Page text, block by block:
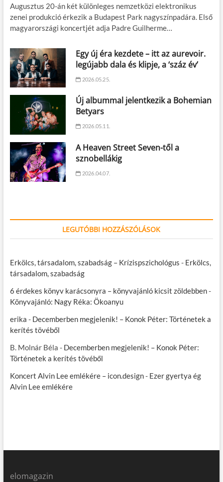
Augusztus 20-án két különleges nemzetközi elektronikus
zenei produkció érkezik a Budapest Park nagyszínpadára. Első
magyarországi koncertjét adja Padre Guilherme…
Egy új éra kezdete – itt az aurevoir.
legújabb dala és klipje, a ‘száz év’
2026.05.25.
Új albummal jelentkezik a Bohemian
Betyars
2026.05.11.
A Heaven Street Seven-től a
sznobellákig
2026.04.07.
LEGUTÓBBI HOZZÁSZÓLÁSOK
Erkölcs, társadalom, szabadság – Krízispszichológus - Erkölcs,
társadalom, szabadság
6 érdekes könyv karácsonyra – könyvajánló kicsit zöldebben-
Könyvajánló: Nagy Réka: Ökoanyu
erika - Decemberben megjelenik! – Konok Péter: Történetek a
kerítés tövéből
B. Molnár Béla - Decemberben megjelenik! – Konok Péter:
Történetek a kerítés tövéből
Koncert Alvin Lee emlékére – icon.design- Ezer gyertya ég
Alvin Lee emlékére
elomagazin